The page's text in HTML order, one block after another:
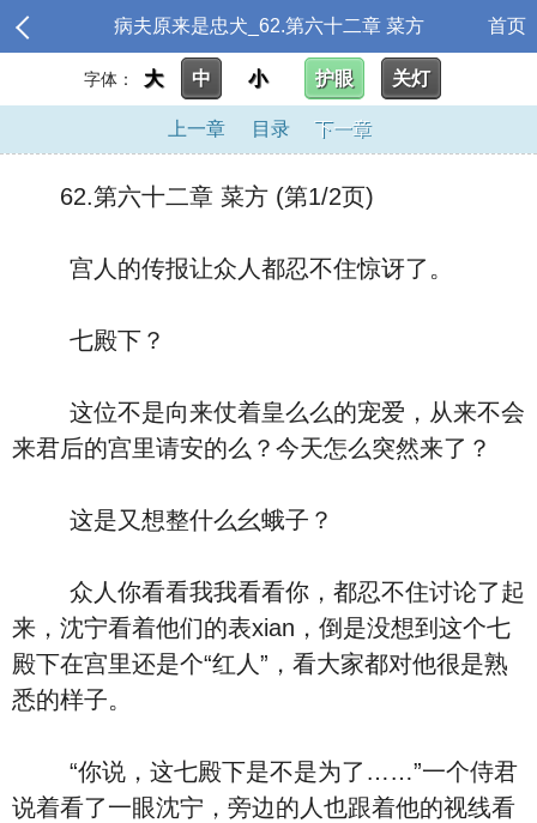
病夫原来是忠犬_62.第六十二章 菜方 首页
字体： 大 中 小 护眼 关灯
上一章 目录 下一章
62.第六十二章 菜方 (第1/2页)
宫人的传报让众人都忍不住惊讶了。
七殿下？
这位不是向来仗着皇么么的宠爱，从来不会
来君后的宫里请安的么？今天怎么突然来了？
这是又想整什么幺蛾子？
众人你看看我我看看你，都忍不住讨论了起
来，沈宁看着他们的表xian，倒是没想到这个七
殿下在宫里还是个“红人”，看大家都对他很是熟
悉的样子。
“你说，这七殿下是不是为了……”一个侍君
说着看了一眼沈宁，旁边的人也跟着他的视线看